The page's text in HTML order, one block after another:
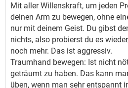
Mit aller Willenskraft, um jeden
deinen Arm zu bewegen, ohne
nur mit deinem Geist. Du gibst
nichts, also probierst du es
noch mehr. Das ist aggressiv.
Traumhand bewegen: Ist nicht
geträumt zu haben. Das kann
üben, wenn man sehr entspannt